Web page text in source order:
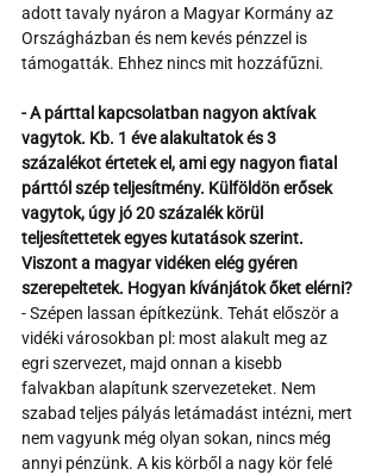
adott tavaly nyáron a Magyar Kormány az
Országházban és nem kevés pénzzel is
támogatták. Ehhez nincs mit hozzáfűzni.
- A párttal kapcsolatban nagyon aktívak
vagytok. Kb. 1 éve alakultatok és 3
százalékot értetek el, ami egy nagyon fiatal
párttól szép teljesítmény. Külföldön erősek
vagytok, úgy jó 20 százalék körül
teljesítettetek egyes kutatások szerint.
Viszont a magyar vidéken elég gyéren
szerepeltetek. Hogyan kívánjátok őket elérni?
- Szépen lassan építkezünk. Tehát először a
vidéki városokban pl: most alakult meg az
egri szervezet, majd onnan a kisebb
falvakban alapítunk szervezeteket. Nem
szabad teljes pályás letámadást intézni, mert
nem vagyunk még olyan sokan, nincs még
annyi pénzünk. A kis körből a nagy kör felé